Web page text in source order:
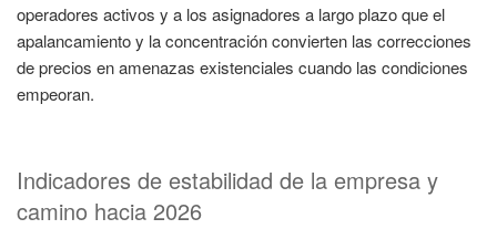
operadores activos y a los asignadores a largo plazo que el
apalancamiento y la concentración convierten las correcciones
de precios en amenazas existenciales cuando las condiciones
empeoran.
Indicadores de estabilidad de la empresa y
camino hacia 2026